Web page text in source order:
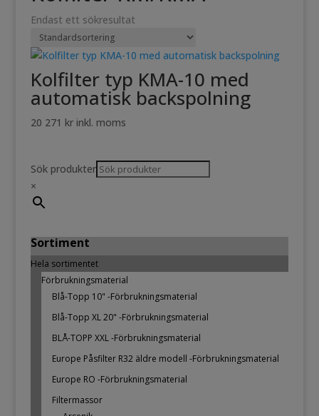
Endast ett sökresultat
Kolfilter typ KMA-10 med
automatisk backspolning
20 271 kr inkl. moms
Sök produkter
×
Sortiment
Hela sortimentet
Förbrukningsmaterial
Blå-Topp 10" -Förbrukningsmaterial
Blå-Topp XL 20" -Förbrukningsmaterial
BLÅ-TOPP XXL -Förbrukningsmaterial
Europe Påsfilter R32 äldre modell -Förbrukningsmaterial
Europe RO -Förbrukningsmaterial
Filtermassor